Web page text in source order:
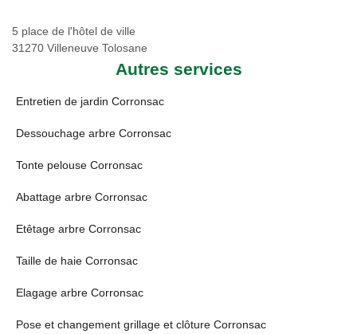
5 place de l'hôtel de ville
31270 Villeneuve Tolosane
Autres services
Entretien de jardin Corronsac
Dessouchage arbre Corronsac
Tonte pelouse Corronsac
Abattage arbre Corronsac
Etêtage arbre Corronsac
Taille de haie Corronsac
Elagage arbre Corronsac
Pose et changement grillage et clôture Corronsac